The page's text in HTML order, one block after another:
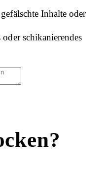
Inhalte oder
oder schikanierendes